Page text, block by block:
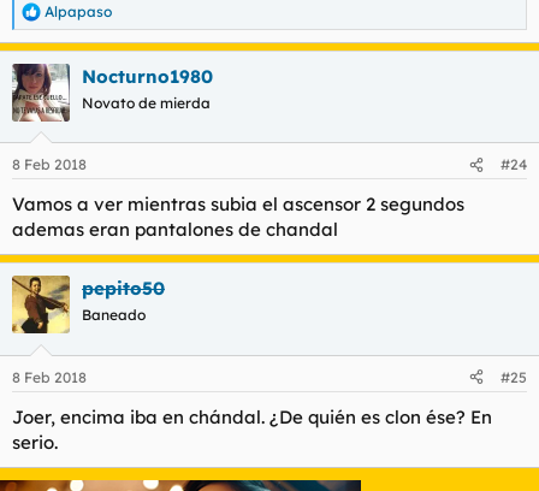
R
e
a
c
c
i
e
:
Alpapaso
Nocturno1980
Novato de mierda
8 Feb 2018 #24
Vamos a ver mientras subia el ascensor 2 segundos
ademas eran pantalones de chandal
pepito50
Baneado
8 Feb 2018 #25
Joer, encima iba en chándal. ¿De quién es clon ése? En
serio.